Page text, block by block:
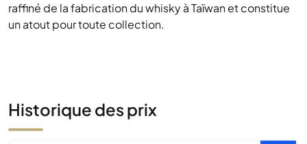
raffiné de la fabrication du whisky à Taïwan et constitue
un atout pour toute collection.
Historique des prix